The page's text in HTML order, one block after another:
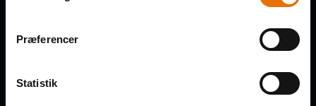
Præferencer
Statistik